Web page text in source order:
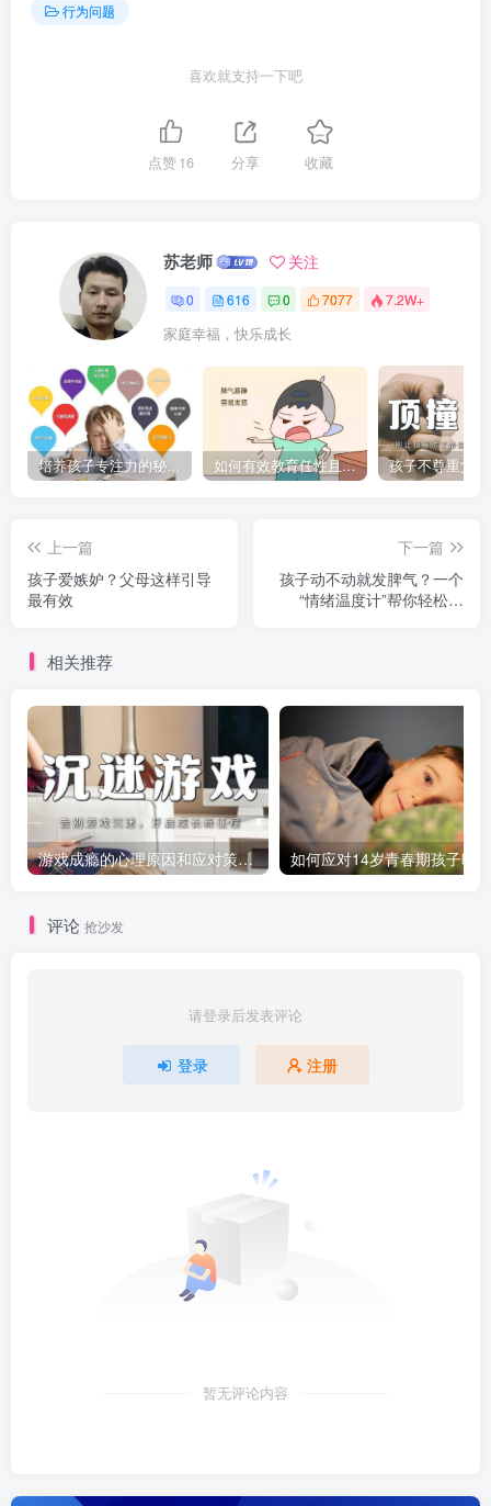
行为问题
喜欢就支持一下吧
点赞16 分享 收藏
苏老师 关注
0 616 0 7077 7.2W+
家庭幸福，快乐成长
培养孩子专注力的秘密：让他们在学习和生活中如鱼得水的技巧 如何有效教育任性且脾气暴躁的孩子，父母必看的实用指南
上一篇
孩子爱嫉妒？父母这样引导
最有效
下一篇
孩子动不动就发脾气？一个
“情绪温度计”帮你轻松搞
相关推荐
游戏成瘾的心理原因和应对策略：如何引导青少年走出虚拟世界？
评论 抢沙发
请登录后发表评论
登录 注册
暂无评论内容